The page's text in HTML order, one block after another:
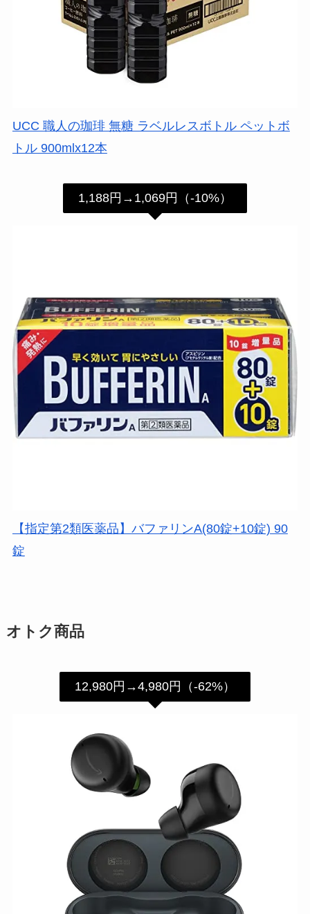
UCC 職人の珈琲 無糖 ラベルレスボトル ペットボ
トル 900mlx12本
1,188円→1,069円（-10%）
【指定第2類医薬品】バファリンA(80錠+10錠) 90
錠
オトク商品
12,980円→4,980円（-62%）